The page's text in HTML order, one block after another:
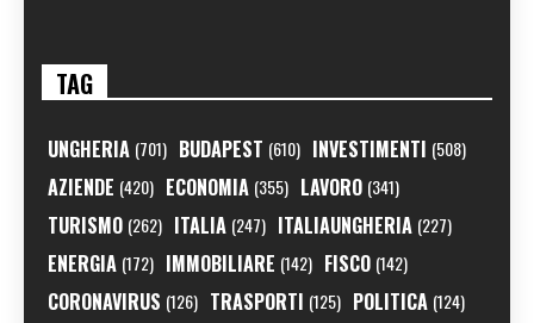
TAG
UNGHERIA (701) BUDAPEST (610) INVESTIMENTI (508)
AZIENDE (420) ECONOMIA (355) LAVORO (341)
TURISMO (262) ITALIA (247) ITALIAUNGHERIA (227)
ENERGIA (172) IMMOBILIARE (142) FISCO (142)
CORONAVIRUS (126) TRASPORTI (125) POLITICA (124)